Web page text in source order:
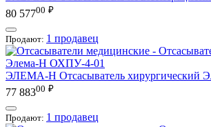
80 57700 ₽
Продают: 1 продавец
ЭЛЕМА-Н Отсасыватель
77 88300 ₽
Продают: 1 продавец